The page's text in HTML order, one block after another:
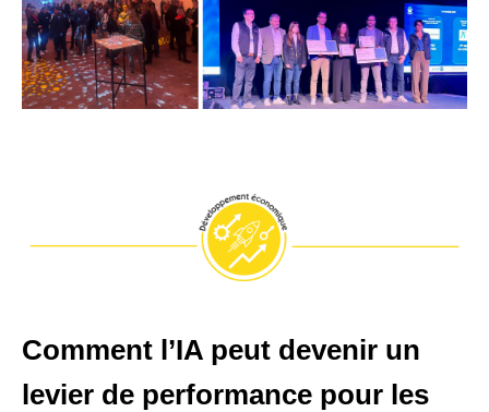
Comment l’IA peut devenir un
levier de performance pour les